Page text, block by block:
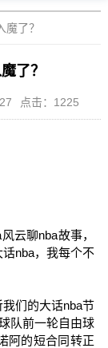
了？
了？
点击：1225
云聊nba故事，
nba，我每个不
们的大话nba节
队前一轮自由球
阿的短合同转正